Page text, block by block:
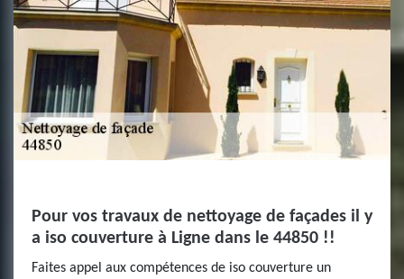
Pour vos travaux de nettoyage de façades il y
a iso couverture à Ligne dans le 44850 !!
Faites appel aux compétences de iso couverture un